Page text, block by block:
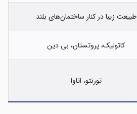
طبیعت زیبا در کنار ساختمان‌های بلند
کاتولیک، پروتستان، بی‌ دین
تورنتو، اتاوا